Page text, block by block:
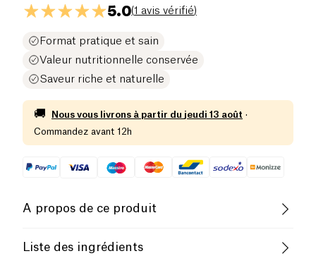
5.0(1 avis vérifié)
Format pratique et sain
Valeur nutritionnelle conservée
Saveur riche et naturelle
🚚 Nous vous livrons à partir du jeudi 13 août ·
Commandez avant 12h
A propos de ce produit
Pauvre en sel
Liste des ingrédients